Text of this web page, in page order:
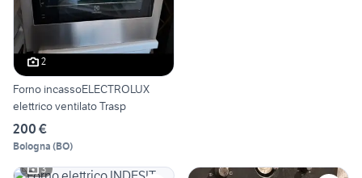
2
Forno incassoELECTROLUX
elettrico ventilato Trasp
200 €
Bologna (BO)
3